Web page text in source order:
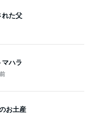
れた父
ハラ
お土産